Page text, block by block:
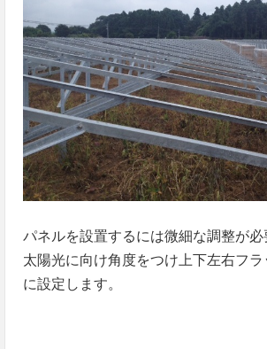
パネルを設置するには微細な調整が必
太陽光に向け角度をつけ上下左右フラ
に設定します。